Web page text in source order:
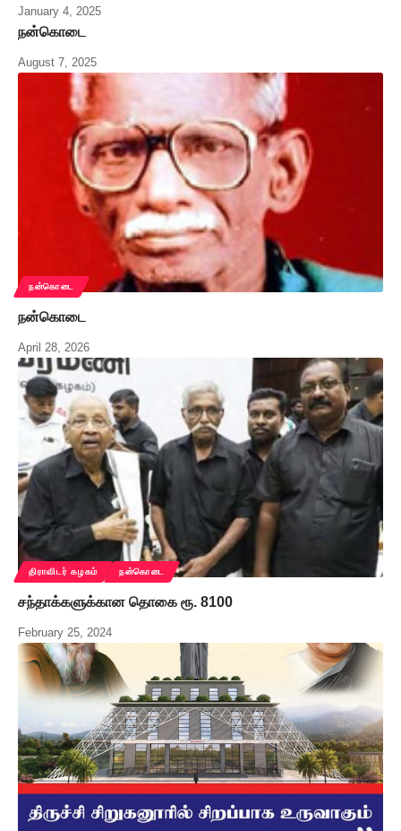
January 4, 2025
நன்கொடை
August 7, 2025
நன்கொடை
நன்கொடை
April 28, 2026
திராவிடர் கழகம் நன்கொடை
சந்தாக்களுக்கான தொகை ரூ. 8100
February 25, 2024